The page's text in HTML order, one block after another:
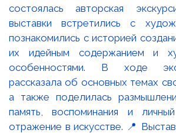
состоялась авторская
выставки встретились с
познакомились с историей
их идейным содержанием и
особенностями. В ходе
рассказала об основных темах
а также поделилась
память, воспоминания и
отражение в искусстве. 📍